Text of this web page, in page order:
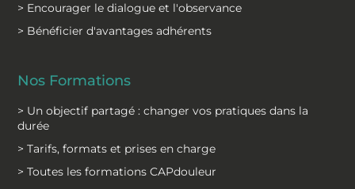
> Encourager le dialogue et l'observance
> Bénéficier d'avantages adhérents
Nos Formations
> Un objectif partagé : changer vos pratiques dans la
durée
> Tarifs, formats et prises en charge
> Toutes les formations CAPdouleur